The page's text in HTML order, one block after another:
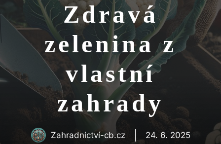
Zdravá
zelenina z
vlastní
zahrady
Zahradnictví-cb.cz 24. 6. 2025